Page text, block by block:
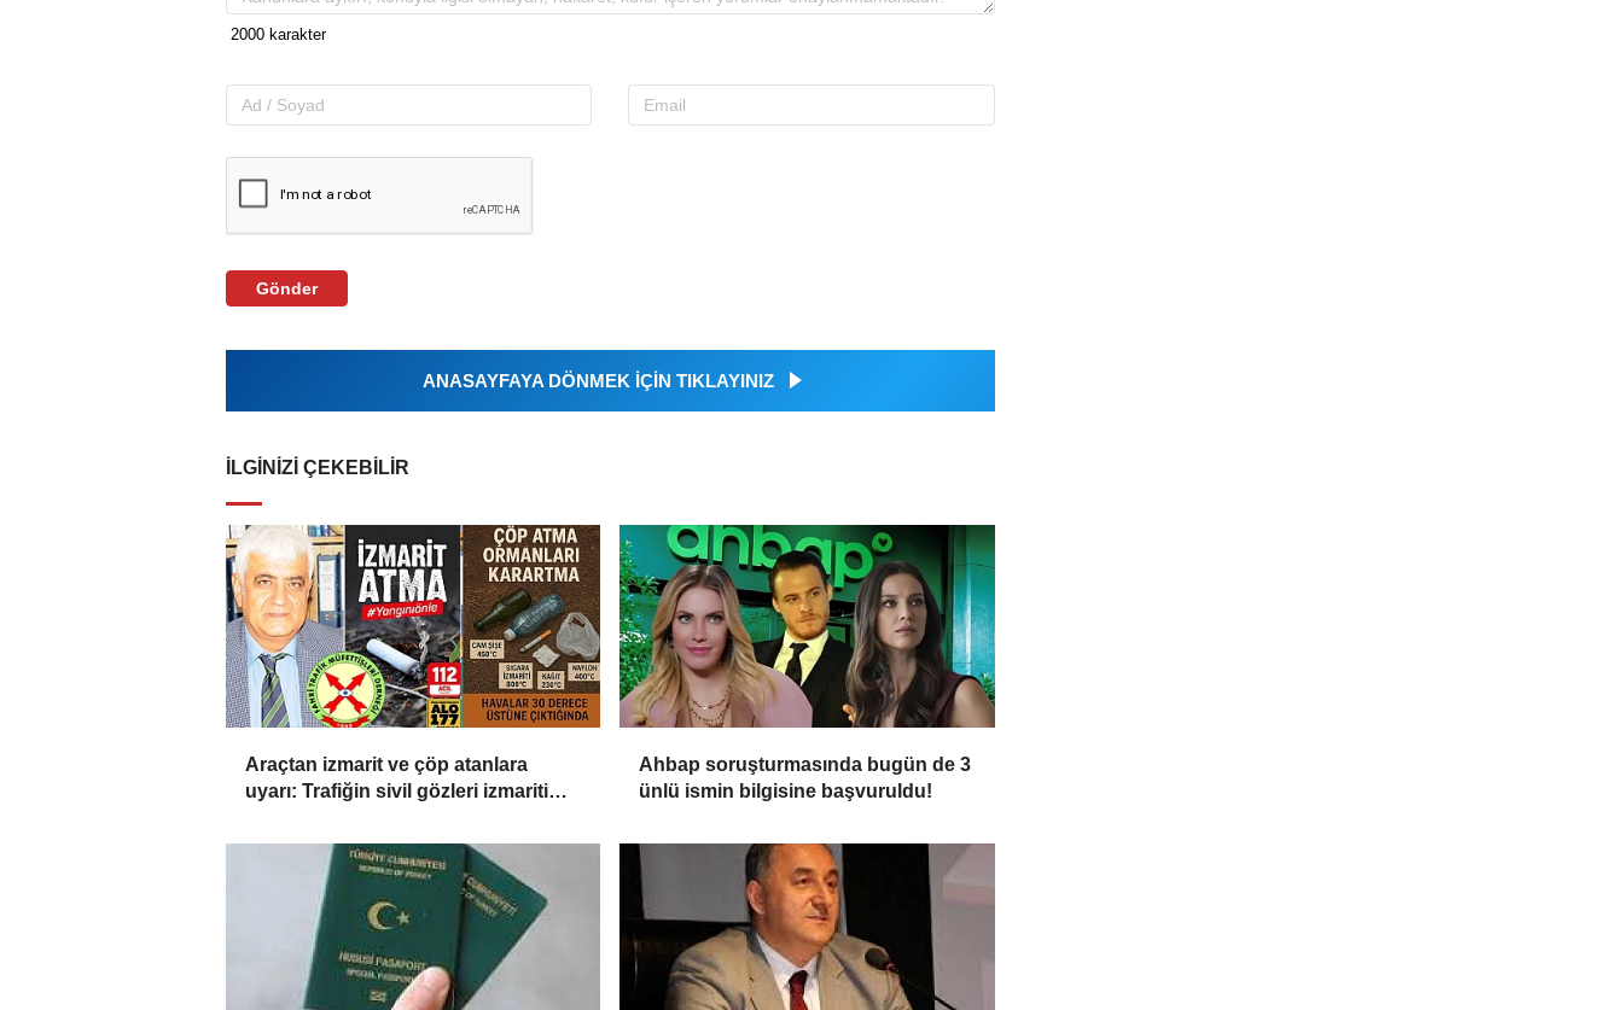
Gönder
ANASAYFAYA DÖNMEK İÇİN TIKLAYINIZ
İLGINIZI ÇEKEBILIR
Araçtan izmarit ve çöp atanlara
uyarı: Trafiğin sivil gözleri izmariti
Ahbap soruşturmasında bugün de 3
ünlü ismin bilgisine başvuruldu!